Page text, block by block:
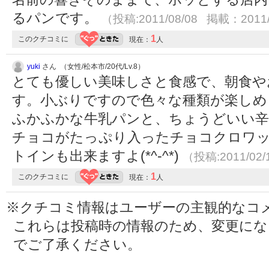
るパンです。
（投稿:2011/08/08 掲載：
このクチコミに 現在： 1人
yuki さん （女性/松本市/20代/Lv.8）
とても優しい美味しさと食感で、朝食
す。小ぶりですので色々な種類が楽し
ふかふかな牛乳パンと、ちょうどいい
チョコがたっぷり入ったチョコクロワ
トインも出来ますよ(*^-^*)
（投稿:2011/
このクチコミに 現在： 1人
※クチコミ情報はユーザーの主観的なコ
これらは投稿時の情報のため、変更に
でご了承ください。